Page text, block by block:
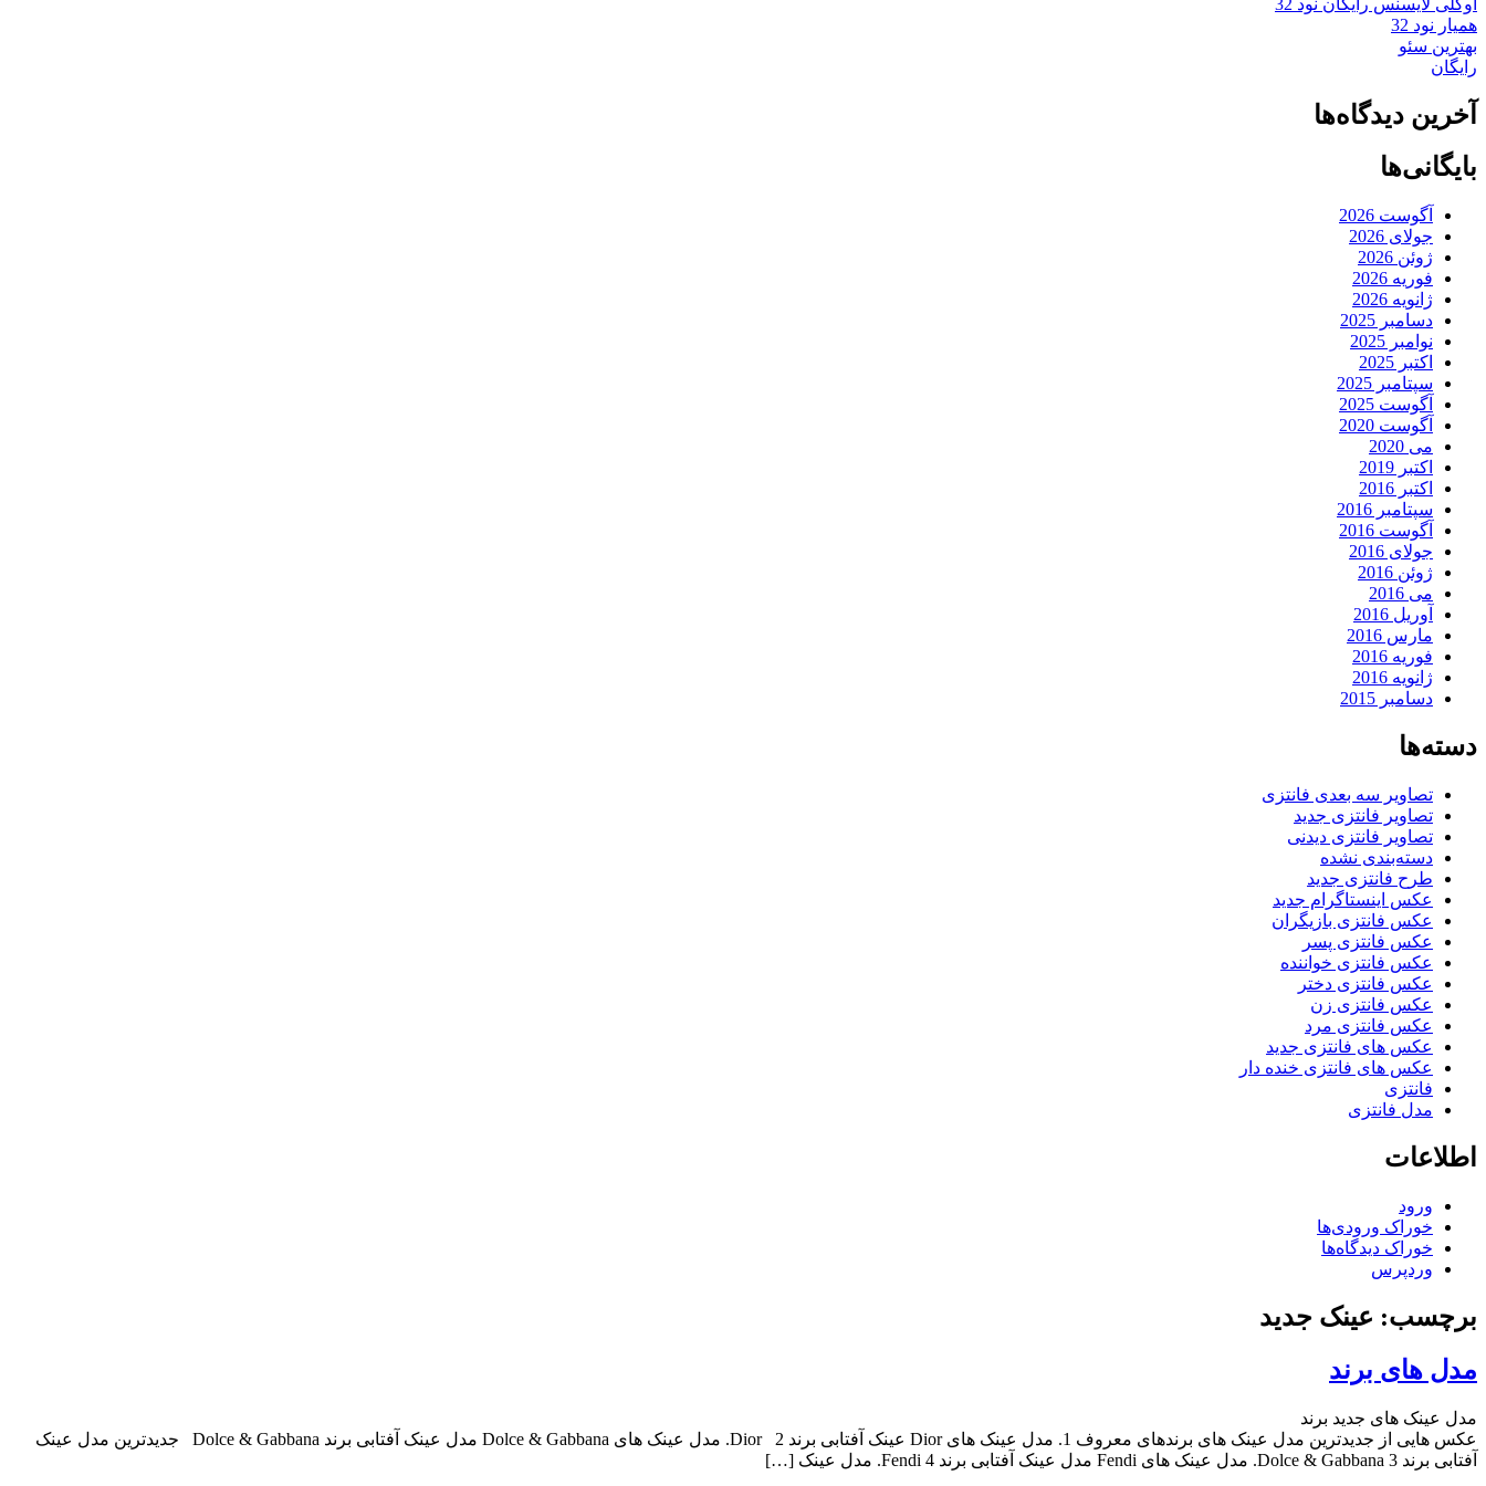
همیار نود 32
بهترین سئو
رایگان
آخرین دیدگاه‌ها
بایگانی‌ها
آگوست 2026
جولای 2026
ژوئن 2026
فوریه 2026
ژانویه 2026
دسامبر 2025
نوامبر 2025
اکتبر 2025
سپتامبر 2025
آگوست 2025
آگوست 2020
می 2020
اکتبر 2019
اکتبر 2016
سپتامبر 2016
آگوست 2016
جولای 2016
ژوئن 2016
می 2016
آوریل 2016
مارس 2016
فوریه 2016
ژانویه 2016
دسامبر 2015
دسته‌ها
تصاویر سه بعدی فانتزی
تصاویر فانتزی جدید
تصاویر فانتزی دیدنی
دسته‌بندی نشده
طرح فانتزی جدید
عکس اینستاگرام جدید
عکس فانتزی بازیگران
عکس فانتزی پسر
عکس فانتزی خواننده
عکس فانتزی دختر
عکس فانتزی زن
عکس فانتزی مرد
عکس های فانتزی جدید
عکس های فانتزی خنده دار
فانتزی
مدل فانتزی
اطلاعات
ورود
خوراک ورودی‌ها
خوراک دیدگاه‌ها
وردپرس
برچسب: عینک جدید
مدل های برند
مدل عینک های جدید برند
عکس هایی از جدیدترین مدل عینک های برندهای معروف 1. مدل عینک های Dior عینک آفتابی برند Dior 2. مدل عینک های Dolce & Gabbana مدل عینک آفتابی برند Dolce & Gabbana جدیدترین مدل عینک
آفتابی برند Dolce & Gabbana 3. مدل عینک های Fendi مدل عینک آفتابی برند Fendi 4. مدل عینک […]